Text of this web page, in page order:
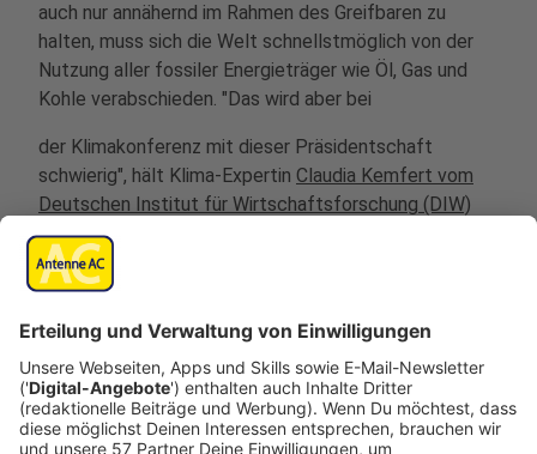
auch nur annähernd im Rahmen des Greifbaren zu
halten, muss sich die Welt schnellstmöglich von der
Nutzung aller fossiler Energieträger wie Öl, Gas und
Kohle verabschieden. "Das wird aber bei
der Klimakonferenz mit dieser Präsidentschaft
schwierig", hält Klima-Expertin Claudia Kemfert vom
Deutschen Institut für Wirtschaftsforschung (DIW)
gegenüber der dpa fest. "Insofern sehe ich die
nächste Klimakonferenz unter ganz, ganz schlechten
Vorzeichen und habe wenig Erwartungen, dass wirklich
was kommt. Das liegt in erster Linie an der
Präsidentschaft und an diesem Präsidenten, der alles
verhindern wird, was eigentlich notwendig ist", sagt
Kemfert.